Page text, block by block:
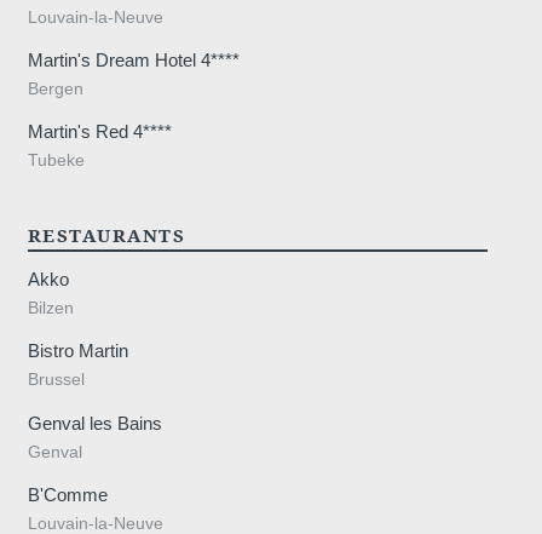
Louvain-la-Neuve
Martin's Dream Hotel 4****
Bergen
Martin's Red 4****
Tubeke
RESTAURANTS
Akko
Bilzen
Bistro Martin
Brussel
Genval les Bains
Genval
B'Comme
Louvain-la-Neuve
34 18